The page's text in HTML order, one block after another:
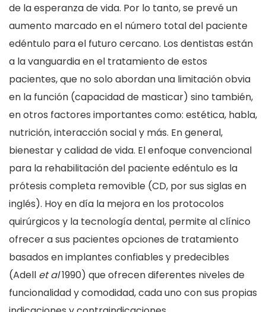
de la esperanza de vida. Por lo tanto, se prevé un
aumento marcado en el número total del paciente
edéntulo para el futuro cercano. Los dentistas están
a la vanguardia en el tratamiento de estos
pacientes, que no solo abordan una limitación obvia
en la función (capacidad de masticar) sino también,
en otros factores importantes como: estética, habla,
nutrición, interacción social y más. En general,
bienestar y calidad de vida. El enfoque convencional
para la rehabilitación del paciente edéntulo es la
prótesis completa removible (CD, por sus siglas en
inglés). Hoy en día la mejora en los protocolos
quirúrgicos y la tecnología dental, permite al clínico
ofrecer a sus pacientes opciones de tratamiento
basados en implantes confiables y predecibles
(Adell et al1990) que ofrecen diferentes niveles de
funcionalidad y comodidad, cada uno con sus propias